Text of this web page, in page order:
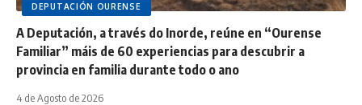
DEPUTACIÓN OURENSE
A Deputación, a través do Inorde, reúne en “Ourense
Familiar” máis de 60 experiencias para descubrir a
provincia en familia durante todo o ano
4 de Agosto de 2026